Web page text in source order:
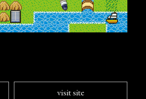
visit site